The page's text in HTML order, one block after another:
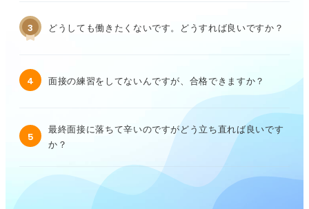
3 どうしても働きたくないです。どうすれば良いですか？
4 面接の練習をしてないんですが、合格できますか？
5
最終面接に落ちて辛いのですがどう立ち直れば良いです
か？